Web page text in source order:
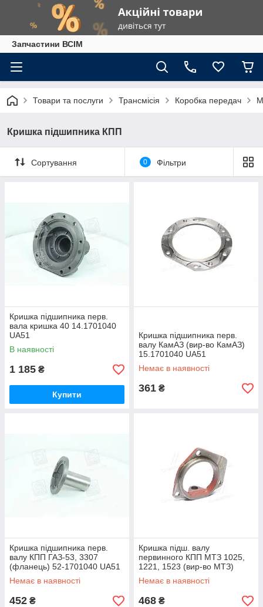
Запчастини ВСІМ
Товари та послуги Трансмісія Коробка передач
Кришка підшипника КПП
Сортування 0 Фільтри
Кришка підшипника перв.
вала кришка 40 14.1701040
UA51
В наявності
1 185 ₴
Купити
Кришка підшипника перв.
валу КамАЗ (вир-во КамАЗ)
15.1701040 UA51
Немає в наявності
361 ₴
Кришка підшипника перв.
валу КПП ГАЗ-53, 3307
(фланець) 52-1701040 UA51
Немає в наявності
452 ₴
Кришка підш. валу
первинного КПП МТЗ 1025,
1221, 1523 (вир-во МТЗ)
80С-1701035 UA51
Немає в наявності
468 ₴